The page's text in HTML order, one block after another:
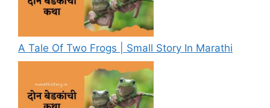
A Tale Of Two Frogs | Small Story In Marathi